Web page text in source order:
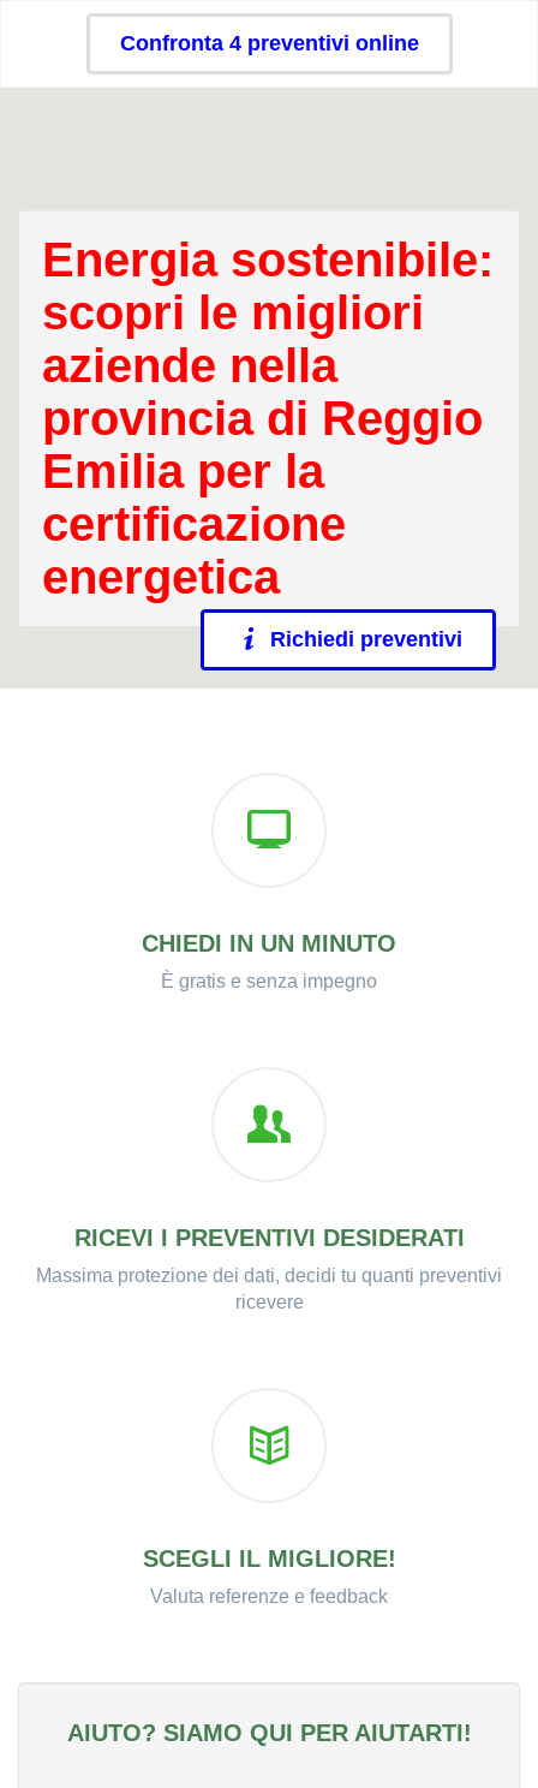
Confronta 4 preventivi online
Energia sostenibile:
scopri le migliori
aziende nella
provincia di Reggio
Emilia per la
certificazione
energetica
Richiedi preventivi
CHIEDI IN UN MINUTO
È gratis e senza impegno
RICEVI I PREVENTIVI DESIDERATI
Massima protezione dei dati, decidi tu quanti preventivi
ricevere
SCEGLI IL MIGLIORE!
Valuta referenze e feedback
AIUTO? SIAMO QUI PER AIUTARTI!